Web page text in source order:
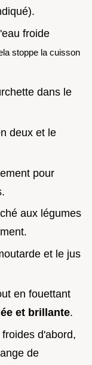
froide
stoppe la cuisson
dans le
deux et le
pour
aux légumes
et le jus
en fouettant
et brillante.
d'abord,
de